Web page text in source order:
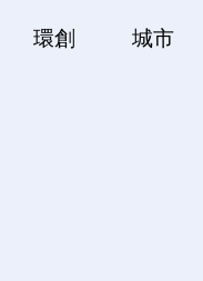
環創 城市